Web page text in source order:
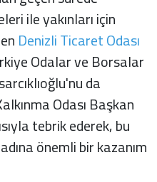
ile yakınları için
Denizli Ticaret Odası
Odalar ve Borsalar
da
Odası Başkan
tebrik ederek, bu
önemli bir kazanım